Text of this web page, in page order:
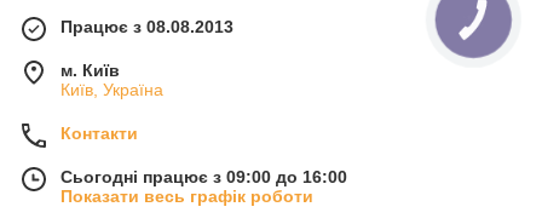
Працює з 08.08.2013
м. Київ
Київ, Україна
Контакти
Сьогодні працює з 09:00 до 16:00
Показати весь графік роботи